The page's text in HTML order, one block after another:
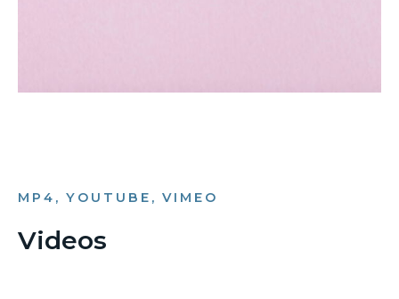
MP4, YOUTUBE, VIMEO
Videos